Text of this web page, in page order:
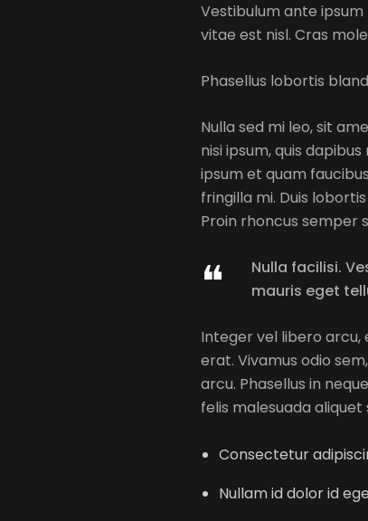
Vestibulum ante
vitae est nisl. Cras
Phasellus lobortis
Nulla sed mi leo, sit
nisi ipsum, quis
ipsum et quam
fringilla mi. Duis
Proin rhoncus semper
Nulla facilisi.
mauris eget
Integer vel libero arcu,
erat. Vivamus odio
arcu. Phasellus in
felis malesuada
Consectetur
Nullam id dolor id